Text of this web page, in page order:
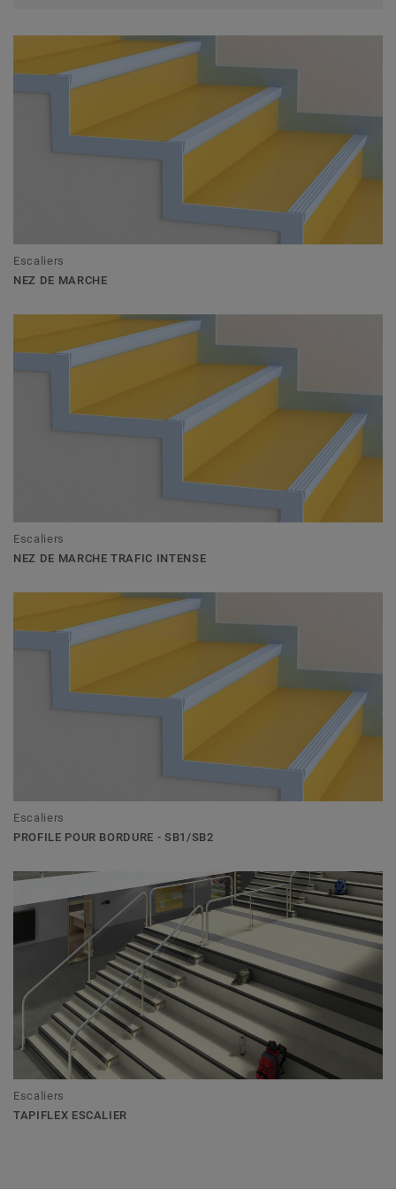
Escaliers
NEZ DE MARCHE
Escaliers
NEZ DE MARCHE TRAFIC INTENSE
Escaliers
PROFILE POUR BORDURE - SB1/SB2
Escaliers
TAPIFLEX ESCALIER